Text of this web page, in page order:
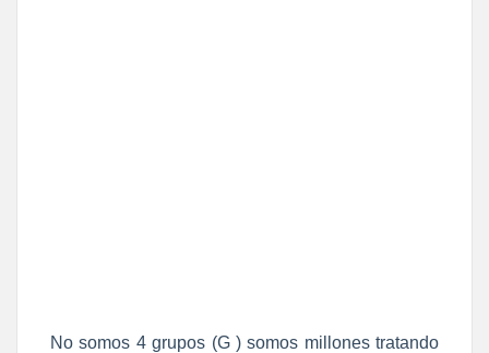
No somos 4 grupos (G ) somos millones tratando